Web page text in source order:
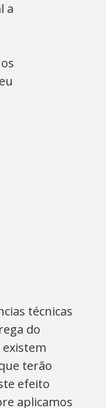
a
técnicas
do
terão
efeito
aplicamos